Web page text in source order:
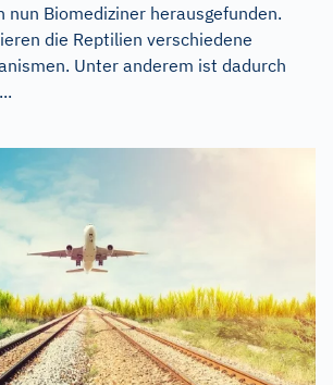
nun Biomediziner herausgefunden.
die Reptilien verschiedene
Unter anderem ist dadurch